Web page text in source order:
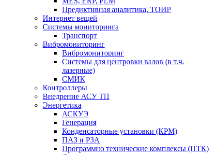
Предиктивная аналитика, ТОИР
Интернет вещей
Системы мониторинга
Транспорт
Вибромониторинг
Вибромониторинг
Системы для центровки валов (в т.ч.
лазерные)
СМИК
Контроллеры
Внедрение АСУ ТП
Энергетика
АСКУЭ
Генерация
Конденсаторные установки (КРМ)
ПАЗ и РЗА
Программно технические комплексы (ПТК)